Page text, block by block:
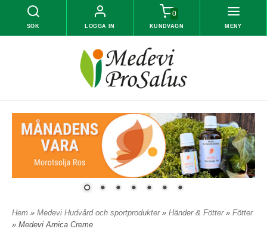
SÖK LOGGA IN
0
KUNDVAGN MENY
Hem » Medevi Hudvård och sportprodukter » Händer & Fötter » Fötter
» Medevi Arnica Creme